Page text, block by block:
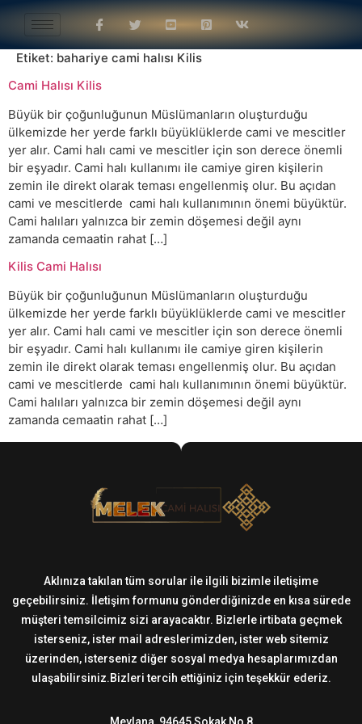
Etiket: bahariye cami halısı Kilis
Cami Halısı Kilis
Büyük bir çoğunluğunun Müslümanların oluşturduğu
ülkemizde her yerde farklı büyüklüklerde cami ve mescitler
yer alır. Cami halı cami ve mescitler için son derece önemli
bir eşyadır. Cami halı kullanımı ile camiye giren kişilerin
zemin ile direkt olarak teması engellenmiş olur. Bu açıdan
cami ve mescitlerde cami halı kullanımının önemi büyüktür.
Cami halıları yalnızca bir zemin döşemesi değil aynı
zamanda cemaatin rahat […]
Kilis Cami Halısı
Büyük bir çoğunluğunun Müslümanların oluşturduğu
ülkemizde her yerde farklı büyüklüklerde cami ve mescitler
yer alır. Cami halı cami ve mescitler için son derece önemli
bir eşyadır. Cami halı kullanımı ile camiye giren kişilerin
zemin ile direkt olarak teması engellenmiş olur. Bu açıdan
cami ve mescitlerde cami halı kullanımının önemi büyüktür.
Cami halıları yalnızca bir zemin döşemesi değil aynı
zamanda cemaatin rahat […]
Aklınıza takılan tüm sorular ile ilgili bizimle iletişime
geçebilirsiniz. İletişim formunu gönderdiğinizde en kısa sürede
müşteri temsilcimiz sizi arayacaktır. Bizlerle irtibata geçmek
isterseniz, ister mail adreslerimizden, ister web sitemiz
üzerinden, isterseniz diğer sosyal medya hesaplarımızdan
ulaşabilirsiniz.Bizleri tercih ettiğiniz için teşekkür ederiz.